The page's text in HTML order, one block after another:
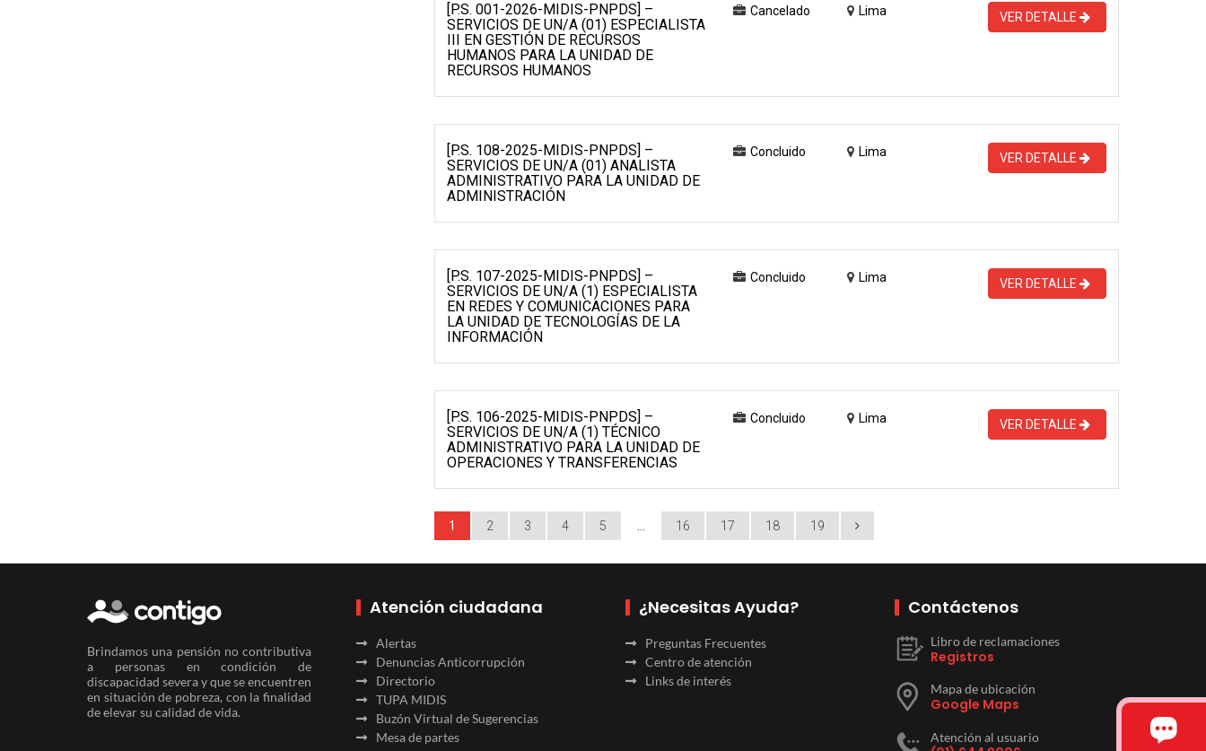
[P.S. 001-2026-MIDIS-PNPDS] –
SERVICIOS DE UN/A (01) ESPECIALISTA
III EN GESTIÓN DE RECURSOS
HUMANOS PARA LA UNIDAD DE
RECURSOS HUMANOS
Cancelado Lima VER DETALLE
[P.S. 108-2025-MIDIS-PNPDS] –
SERVICIOS DE UN/A (01) ANALISTA
ADMINISTRATIVO PARA LA UNIDAD DE
ADMINISTRACIÓN
Concluido Lima VER DETALLE
[P.S. 107-2025-MIDIS-PNPDS] –
SERVICIOS DE UN/A (1) ESPECIALISTA
EN REDES Y COMUNICACIONES PARA
LA UNIDAD DE TECNOLOGÍAS DE LA
INFORMACIÓN
Concluido Lima VER DETALLE
[P.S. 106-2025-MIDIS-PNPDS] –
SERVICIOS DE UN/A (1) TÉCNICO
ADMINISTRATIVO PARA LA UNIDAD DE
OPERACIONES Y TRANSFERENCIAS
Concluido Lima VER DETALLE
1 2 3 4 5 16 17 18 19
Brindamos una pensión no contributiva
a personas en condición de
discapacidad severa y que se encuentren
en situación de pobreza, con la finalidad
de elevar su calidad de vida.
Atención ciudadana
Alertas
Denuncias Anticorrupción
Directorio
TUPA MIDIS
Buzón Virtual de Sugerencias
Mesa de partes
¿Necesitas Ayuda?
Preguntas Frecuentes
Centro de atención
Links de interés
Contáctenos
Libro de reclamaciones
Registros
Mapa de ubicación
Google Maps
Atención al usuario